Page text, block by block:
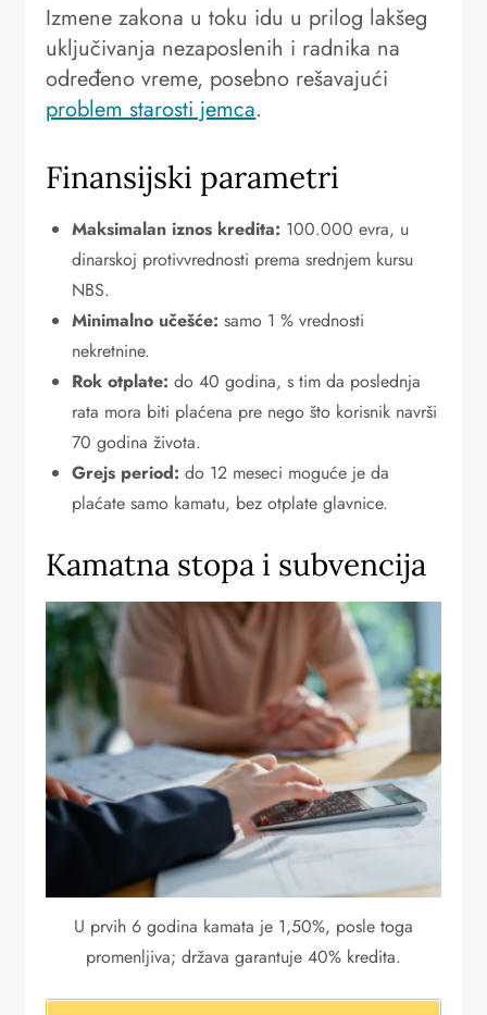
Izmene zakona u toku idu u prilog lakšeg
uključivanja nezaposlenih i radnika na
određeno vreme, posebno rešavajući
problem starosti jemca.
Finansijski parametri
Maksimalan iznos kredita: 100.000 evra, u
dinarskoj protivvrednosti prema srednjem kursu
NBS.
Minimalno učešće: samo 1 % vrednosti
nekretnine.
Rok otplate: do 40 godina, s tim da poslednja
rata mora biti plaćena pre nego što korisnik navrši
70 godina života.
Grejs period: do 12 meseci moguće je da
plaćate samo kamatu, bez otplate glavnice.
Kamatna stopa i subvencija
U prvih 6 godina kamata je 1,50%, posle toga
promenljiva; država garantuje 40% kredita.